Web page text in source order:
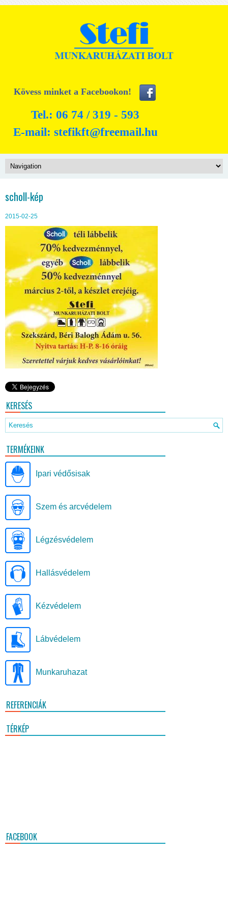
Kövess minket a Facebookon!
Tel.: 06 74 / 319 - 593
E-mail: stefikft@freemail.hu
scholl-kép
2015-02-25
KERESÉS
TERMÉKEINK
Ipari védősisak
Szem és arcvédelem
Légzésvédelem
Hallásvédelem
Kézvédelem
Lábvédelem
Munkaruhazat
REFERENCIÁK
TÉRKÉP
FACEBOOK